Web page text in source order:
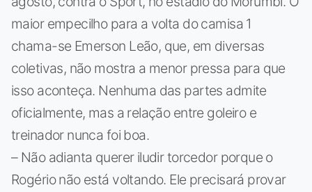
maior empecilho para a volta do camisa 1
chama-se Emerson Leão, que, em diversas
coletivas, não mostra a menor pressa para que
isso aconteça. Nenhuma das partes admite
oficialmente, mas a relação entre goleiro e
treinador nunca foi boa.
– Não adianta querer iludir torcedor porque o
Rogério não está voltando. Ele precisará provar